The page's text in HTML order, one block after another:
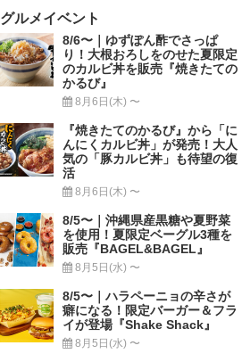
グルメイベント
8/6〜｜ゆずぽん酢でさっぱ
り！大根おろしをのせた夏限定
のカルビ丼を販売『焼きたての
かるび』
8月6日(木) 〜
『焼きたてのかるび』から「に
んにくカルビ丼」が発売！大人
気の「豚カルビ丼」も待望の復
活
8月6日(木) 〜
8/5〜｜沖縄県産黒糖や夏野菜
を使用！夏限定ベーグル3種を
販売『BAGEL&BAGEL』
8月5日(水) 〜
8/5〜｜ハラペーニョの辛さが
癖になる！限定バーガー＆フラ
イが登場『Shake Shack』
8月5日(水) 〜